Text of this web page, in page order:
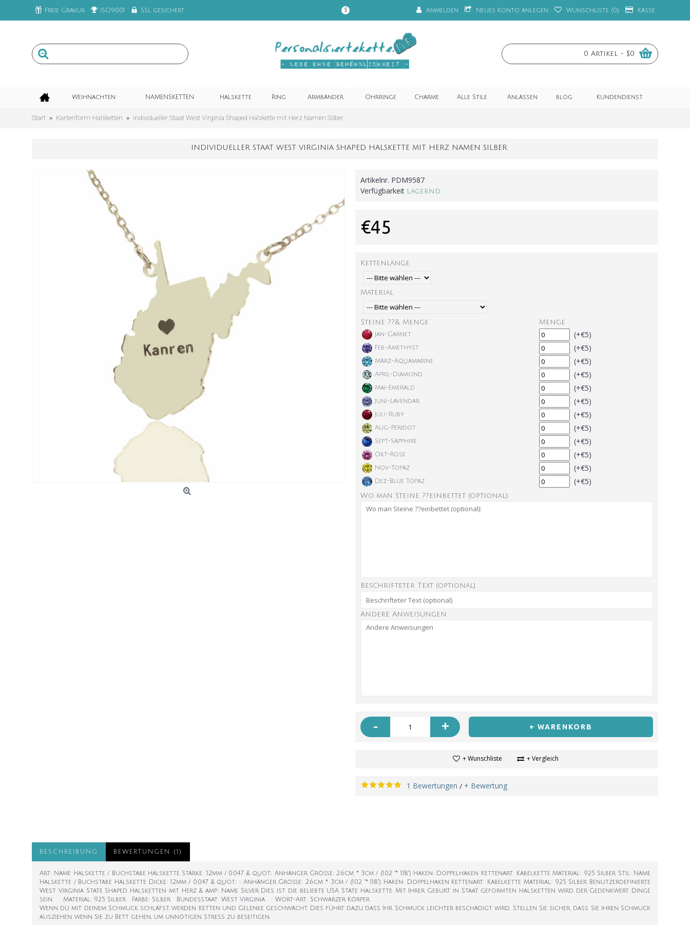
Freie Gravur ISO9001 SSL gesichert $ Anmelden Neues Konto anlegen Wunschliste (0) Kasse
0 Artikel - $0
Weihnachten NAMENSKETTEN Halskette Ring Armbänder Ohrringe Charme Alle Stile Anlässen blog Kundendienst
Start Kartenform-Halsketten Individueller Staat West Virginia Shaped Halskette mit Herz Namen Silber
INDIVIDUELLER STAAT WEST VIRGINIA SHAPED HALSKETTE MIT HERZ NAMEN SILBER
Artikelnr. PDM9587
Verfügbarkeit Lagernd
€45
Kettenlänge
Material
Steine ??& Menge Menge
Jan-Garnet (+€5)
Feb-Amethyst (+€5)
März-Aquamarine (+€5)
April-Diamond (+€5)
Mai-Emerald (+€5)
Juni-Lavendar (+€5)
Juli-Ruby (+€5)
Aug-Peridot (+€5)
Sept-Sapphire (+€5)
Okt-Rose (+€5)
Nov-Topaz (+€5)
Dez-Blue Topaz (+€5)
Wo man Steine ??einbettet (optional):
Beschrifteter Text (optional)
Andere Anweisungen
- + + WARENKORB
+ Wunschliste + Vergleich
1 Bewertungen / + Bewertung
BESCHREIBUNG BEWERTUNGEN (1)
Art: Name Halskette / Buchstabe Halskette Stärke: 1.2mm / 0.047 & quot; Anhänger Größe: 2.6cm * 3cm / (1.02 "* 1.18") Haken: Doppelhaken Kettenart: Kabelkette Material: 925 Silber Stil: Name
Halskette / Buchstabe Halskette Dicke: 1.2mm / 0.047 & quot; ; Anhänger Größe: 2.6cm * 3cm / (1.02 "* 1.18") Haken: Doppelhaken Kettenart: Kabelkette Material: 925 Silber Benutzerdefinierte
West Virginia State Shaped Halsketten mit Herz & amp; Name Silver Dies ist die beliebte USA State Halskette. Mit Ihrer Geburt in Staat geformten Halsketten wird der Gedenkwert Dinge
sein. Material: 925 Silber Farbe: Silber Bundesstaat: West Virginia Wort-Art: Schwarzer Körper
Wenn du mit deinem Schmuck schläfst, werden Ketten und Gelenke geschwächt. Dies führt dazu, dass Ihr Schmuck leichter beschädigt wird. Stellen Sie sicher, dass Sie Ihren Schmuck
ausziehen, wenn Sie zu Bett gehen, um unnötigen Stress zu beseitigen.